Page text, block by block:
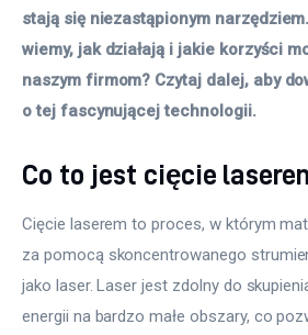
stają się niezastąpionym
wiemy, jak działają i jakie korzyści
naszym firmom? Czytaj dalej, aby
o tej fascynującej technologii.
Co to jest cięcie
Cięcie laserem to proces, w którym
za pomocą skoncentrowanego
jako laser. Laser jest zdolny do
energii na bardzo małe obszary, co